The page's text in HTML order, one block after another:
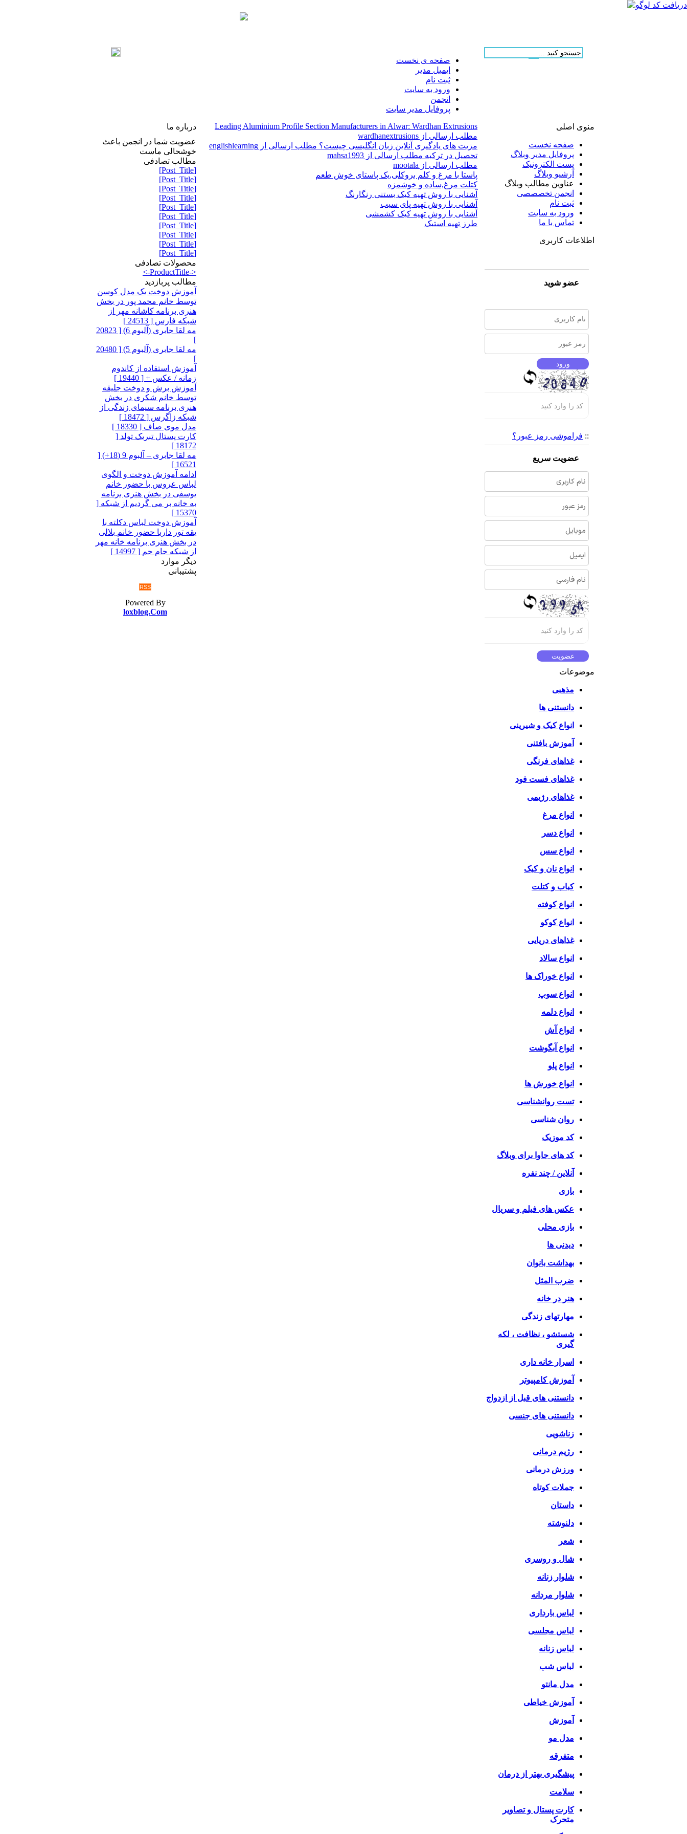
صفحه ی نخست
ایمیل مدیر
ثبت نام
ورود به سایت
انجمن
پروفایل مدیر سایت
منوی اصلی
صفحه نخست
پروفایل مدیر وبلاگ
پست الکترونیک
آرشیو وبلاگ
عناوین مطالب وبلاگ
انجمن تخصصصی
ثبت نام
ورود به سایت
تماس با ما
اطلاعات کاربری
عضو شوید
:: فراموشی رمز عبور؟
عضویت سریع
موضوعات
مذهبی
دانستنی ها
انواع کیک و شیرینی
آموزش بافتنی
غذاهای فرنگی
غذاهای فست فود
غذاهای رژیمی
انواع مرغ
انواع دسر
انواع سس
انواع نان و کیک
کباب و کتلت
انواع کوفته
انواع کوکو
غذاهای دریایی
انواع سالاد
انواع خوراک ها
انواع سوپ
انواع دلمه
انواع آش
انواع آبگوشت
انواع پلو
انواع خورش ها
تست روانشناسی
روان شناسی
کد موزیک
کد های جاوا برای وبلاگ
آنلاین / چند نفره
بازی
عکس های فیلم و سریال
بازی محلی
دیدنی ها
بهداشت بانوان
ضرب المثل
هنر در خانه
مهارتهای زندگی
شستشو ، نظافت ، لکه
گیری
اسرار خانه داری
آموزش کامپیوتر
دانستنی های قبل از ازدواج
دانستنی های جنسی
زناشویی
رژیم درمانی
ورزش درمانی
جملات کوتاه
داستان
دلنوشته
شعر
شال و روسری
شلوار زنانه
شلوار مردانه
لباس بارداری
لباس مجلسی
لباس زنانه
لباس شب
مدل مانتو
آموزش خیاطی
آموزش
مدل مو
متفرقه
پیشگیری بهتر از درمان
سلامت
کارت پستال و تصاویر
متحرک
Leading Aluminium Profile Section Manufacturers in Alwar: Wardhan Extrusions
مطلب ارسالی از wardhanextrusions
مزیت های یادگیری آنلاین زبان انگلیسی چیست؟ مطلب ارسالی از englishlearning
تحصیل در ترکیه مطلب ارسالی از mahsa1993
مطلب ارسالی از mootala
پاستا با مرغ و کلم بروکلی,یک پاستای خوش طعم
کتلت مرغ,ساده و خوشمزه
آشنایی با روش تهیه کیک بستنی رنگارنگ
آشنایی با روش تهیه پای سیب
آشنایی با روش تهیه کیک کشمشی
طرز تهیه استیک
درباره ما
عضویت شما در انجمن باعث
خوشحالی ماست
مطالب تصادفی
[Post_Title]
[Post_Title]
[Post_Title]
[Post_Title]
[Post_Title]
[Post_Title]
[Post_Title]
[Post_Title]
[Post_Title]
[Post_Title]
محصولات تصادفی
<-ProductTitle->
مطالب پربازدید
آموزش دوخت یک مدل کوسن
توسط خانم محمد پور در بخش
هنری برنامه کاشانه مهر از
شبکه فارس [ 24513 ]
مه لقا جابری (آلبوم 6) [ 20823
]
مه لقا جابری (آلبوم 5) [ 20480
]
آموزش استفاده از کاندوم
زمانه / عکس + [ 19440 ]
آموزش برش و دوخت جلیقه
توسط خانم شکری در بخش
هنری برنامه سیمای زندگی از
شبکه زاگرس [ 18472 ]
مدل موی صاف [ 18330 ]
کارت پستال تبریک تولد [
18172 ]
مه لقا جابری – آلبوم 9 (18+) [
16521 ]
ادامه آموزش دوخت و الگوی
لباس عروس با حضور خانم
یوسفی در بخش هنری برنامه
به خانه بر می گردیم از شبکه [
15370 ]
آموزش دوخت لباس دکلته با
یقه تور داربا حضور خانم بلالی
در بخش هنری برنامه خانه مهر
از شبکه جام جم [ 14997 ]
دیگر موارد
پشتیبانی
RSS
Powered By
loxblog.Com